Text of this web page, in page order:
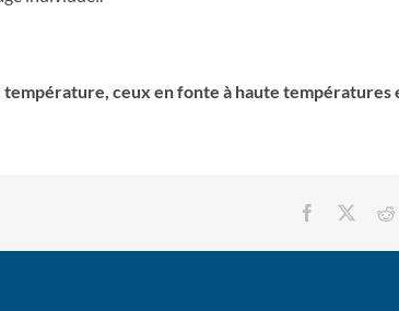
ceux en fonte à haute
Facebook